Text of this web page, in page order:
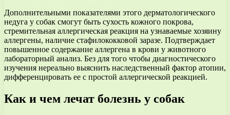
Дополнительными показателями этого дерматологического
недуга у собак смогут быть сухость кожного покрова,
стремительная аллергическая реакция на узнаваемые хозяину
аллергены, наличие стафилококковой заразе. Подтверждает
повышенное содержание аллергена в крови у животного
лабораторный анализ. Без для того чтобы диагностического
изучения нереально выяснить наследственный фактор атопии,
дифференцировать ее с простой аллергической реакцией.
Как и чем лечат болезнь у собак